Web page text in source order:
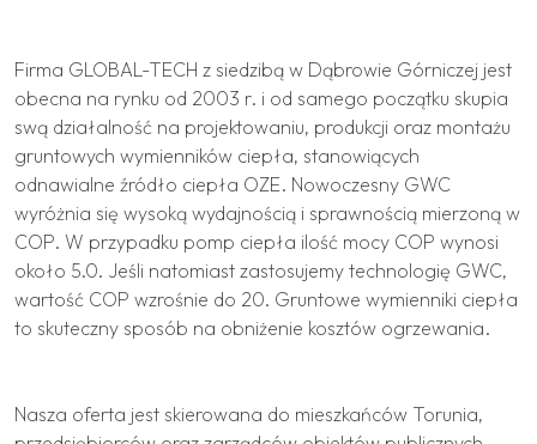
Firma GLOBAL-TECH z siedzibą w Dąbrowie Górniczej jest
obecna na rynku od 2003 r. i od samego początku skupia
swą działalność na projektowaniu, produkcji oraz montażu
gruntowych wymienników ciepła, stanowiących
odnawialne źródło ciepła OZE. Nowoczesny GWC
wyróżnia się wysoką wydajnością i sprawnością mierzoną w
COP. W przypadku pomp ciepła ilość mocy COP wynosi
około 5.0. Jeśli natomiast zastosujemy technologię GWC,
wartość COP wzrośnie do 20. Gruntowe wymienniki ciepła
to skuteczny sposób na obniżenie kosztów ogrzewania.
Nasza oferta jest skierowana do mieszkańców Torunia,